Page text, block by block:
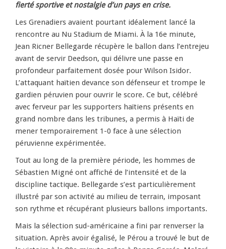
fierté sportive et nostalgie d’un pays en crise.
Les Grenadiers avaient pourtant idéalement lancé la
rencontre au Nu Stadium de Miami. À la 16e minute,
Jean Ricner Bellegarde récupère le ballon dans l’entrejeu
avant de servir Deedson, qui délivre une passe en
profondeur parfaitement dosée pour Wilson Isidor.
L’attaquant haïtien devance son défenseur et trompe le
gardien péruvien pour ouvrir le score. Ce but, célébré
avec ferveur par les supporters haïtiens présents en
grand nombre dans les tribunes, a permis à Haïti de
mener temporairement 1-0 face à une sélection
péruvienne expérimentée.
Tout au long de la première période, les hommes de
Sébastien Migné ont affiché de l’intensité et de la
discipline tactique. Bellegarde s’est particulièrement
illustré par son activité au milieu de terrain, imposant
son rythme et récupérant plusieurs ballons importants.
Mais la sélection sud-américaine a fini par renverser la
situation. Après avoir égalisé, le Pérou a trouvé le but de